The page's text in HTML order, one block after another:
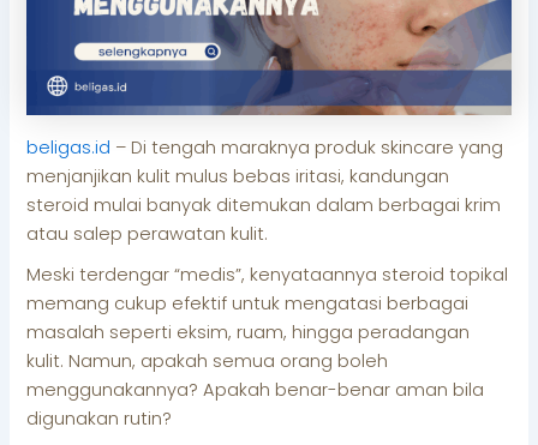
beligas.id – Di tengah maraknya produk skincare yang
menjanjikan kulit mulus bebas iritasi, kandungan
steroid mulai banyak ditemukan dalam berbagai krim
atau salep perawatan kulit.
Meski terdengar “medis”, kenyataannya steroid topikal
memang cukup efektif untuk mengatasi berbagai
masalah seperti eksim, ruam, hingga peradangan
kulit. Namun, apakah semua orang boleh
menggunakannya? Apakah benar-benar aman bila
digunakan rutin?